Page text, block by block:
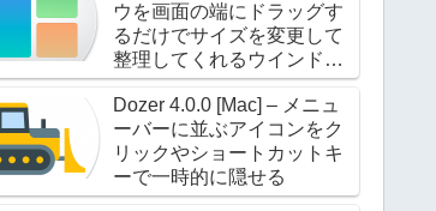
ウを画面の端にドラッグす
るだけでサイズを変更して
整理してくれるウインドウ
マネージャー
Dozer 4.0.0 [Mac] – メニュ
ーバーに並ぶアイコンをク
リックやショートカットキ
ーで一時的に隠せる